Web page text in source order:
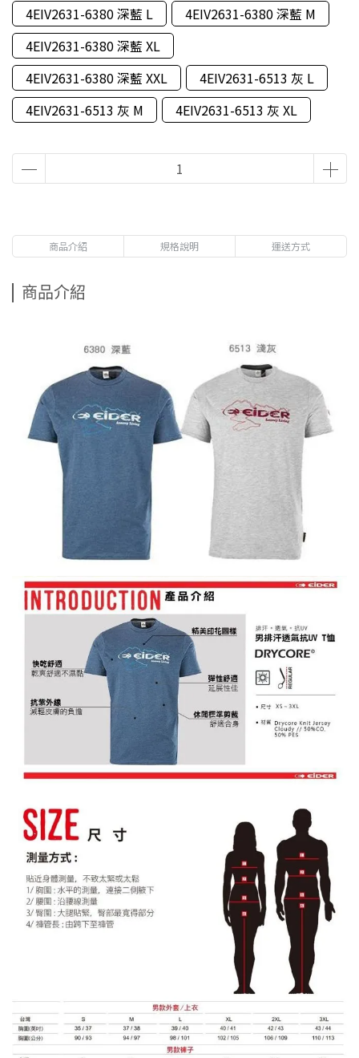
4EIV2631-6380 深藍 L
4EIV2631-6380 深藍 M
4EIV2631-6380 深藍 XL
4EIV2631-6380 深藍 XXL
4EIV2631-6513 灰 L
4EIV2631-6513 灰 M
4EIV2631-6513 灰 XL
商品介紹 規格說明 運送方式
商品介紹